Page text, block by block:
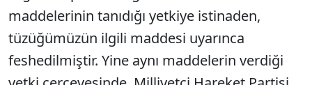
maddelerinin tanıdığı yetkiye istinaden,
tüzüğümüzün ilgili maddesi uyarınca
feshedilmiştir. Yine aynı maddelerin verdiği